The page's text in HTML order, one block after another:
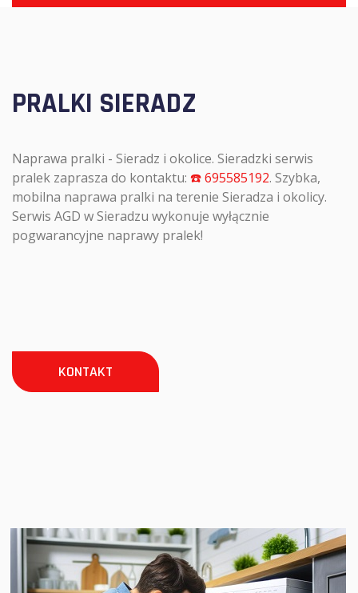
PRALKI SIERADZ
Naprawa pralki - Sieradz i okolice. Sieradzki serwis
pralek zaprasza do kontaktu: ☎️ 695585192. Szybka,
mobilna naprawa pralki na terenie Sieradza i okolicy.
Serwis AGD w Sieradzu wykonuje wyłącznie
pogwarancyjne naprawy pralek!
KONTAKT